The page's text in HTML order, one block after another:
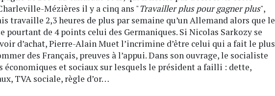
Mézières il y a cinq ans "Travailler plus pour gagner plus",
travaille 2,3 heures de plus par semaine qu’un Allemand alors que le
pourtant de 4 points celui des Germaniques. Si Nicolas Sarkozy se
d’achat, Pierre-Alain Muet l’incrimine d’être celui qui a fait le plus
des Français, preuves à l’appui. Dans son ouvrage, le socialiste
économiques et sociaux sur lesquels le président a failli : dette,
TVA sociale, règle d’or…